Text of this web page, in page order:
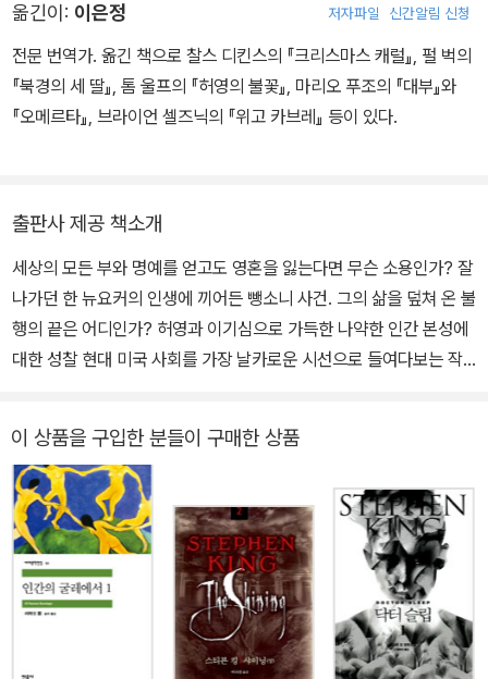
으로 돌변한다.
셔먼은 진실을 밝히고자 한다. 하지만 실제 사람을 친 마리아가 발뺌
하고 나서자 셔먼에게는 자신의 무죄를 주장할 만한 아무런 증거가
없어진다. 재판이 거듭되면서 셔먼은 경제적으로도 위기에 처해 차츰
《에스콰이어》에 기고한 플랑부아 양식에 관한 소논문 형식의 기사 모
음집을 계기로, 논픽션 부문의 선도적인 저자로 떠올랐다. 이후 저널
리스트 특유의 현장감 넘치는 입담과 명쾌한 통찰력, 위트 넘치는 문
체로 펴내는 논픽션마다 화제를 불러일으켰다. 그중 1975년에 발표
관찰한 소설을 연재하게 되었고, 2년 후인 1987년에 단행본 『허영의
불꽃』으로 출간했다. 그 외에 『한 남자의 모든 것』(1998), 『내 이름
은 샬럿 시먼스』(2004), 『귀향』(2010) 등의 소설을 발표했으며, 2
010년 현재 가족들과 함께 뉴욕에서 살고 있다.
옮긴이: 이은정 저자파일 신간알림 신청
전문 번역가. 옮긴 책으로 찰스 디킨스의 『크리스마스 캐럴』, 펄 벅의
『북경의 세 딸』, 톰 울프의 『허영의 불꽃』, 마리오 푸조의 『대부』와
『오메르타』, 브라이언 셀즈닉의 『위고 카브레』 등이 있다.
출판사 제공 책소개
세상의 모든 부와 명예를 얻고도 영혼을 잃는다면 무슨 소용인가? 잘
나가던 한 뉴요커의 인생에 끼어든 뺑소니 사건. 그의 삶을 덮쳐 온 불
행의 끝은 어디인가? 허영과 이기심으로 가득한 나약한 인간 본성에
대한 성찰 현대 미국 사회를 가장 날카로운 시선으로 들여다보는 작
배경으로 잘나가던 한 뉴요커의 몰락을 통해 허영으로 가득한 나약한
인간 본성을 진지하게 성찰한 문제작이다. 출간 당시 인종, 사회계층
간의 갈등, 권력욕과 물욕을 신랄하고도 유머러스하게 조롱함으로써
크게 화제가 되었던 이 작품은, 욕망과 양심이라는 이율배반적인 두
관념 사이에서 끊임없이 가파르게 줄타기를 하는 현대인에게도 시사
하는 바가 크다. 또한 이 작품은 《모던 라이브러리》가 선정한 ‘20세
기 100대 영문소설’, 《가디언》이 선정한 ‘죽기 전에 꼭 읽어야 할
책’에 포함되었으며, 브라이언 드 팔마 감독의 영화 「허영의 불꽃」(19
이 상품을 구입한 분들이 구매한 상품